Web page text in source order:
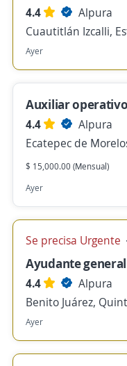
4.4
Alpura
Cuautitlán Izcalli,
Ayer
Auxiliar operativo
4.4
Alpura
Ecatepec de
$ 15,000.00 (Mensual)
Ayer
Se precisa Urgente
Ayudante
4.4
Alpura
Benito Juárez,
Ayer